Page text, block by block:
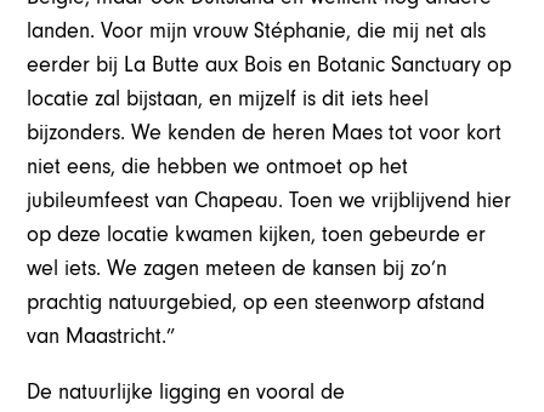
landen. Voor mijn vrouw Stéphanie, die mij net als
eerder bij La Butte aux Bois en Botanic Sanctuary op
locatie zal bijstaan, en mijzelf is dit iets heel
bijzonders. We kenden de heren Maes tot voor kort
niet eens, die hebben we ontmoet op het
jubileumfeest van Chapeau. Toen we vrijblijvend hier
op deze locatie kwamen kijken, toen gebeurde er
wel iets. We zagen meteen de kansen bij zo’n
prachtig natuurgebied, op een steenworp afstand
van Maastricht.”
De natuurlijke ligging en vooral de